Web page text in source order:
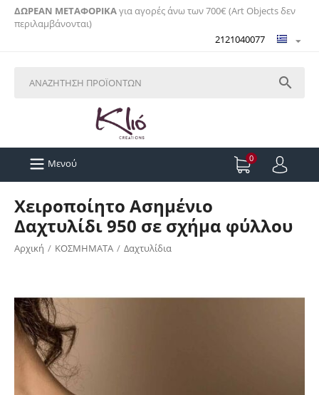
ΔΩΡΕΑΝ ΜΕΤΑΦΟΡΙΚΑγια αγορές άνω των 700€ (Art Objects δεν
περιλαμβάνονται)
2121040077

Μενού 0
Χειροποίητο Ασημένιο
Δαχτυλίδι 950 σε σχήμα φύλλου
Αρχική / ΚΟΣΜΗΜΑΤΑ / Δαχτυλίδια